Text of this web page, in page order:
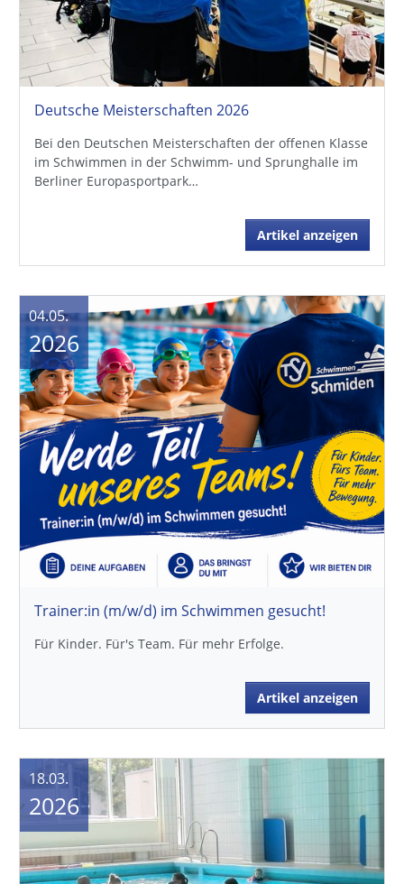
Deutsche Meisterschaften 2026
Bei den Deutschen Meisterschaften der offenen Klasse
im Schwimmen in der Schwimm- und Sprunghalle im
Berliner Europasportpark…
Artikel anzeigen
Trainer:in (m/w/d) im Schwimmen gesucht!
Für Kinder. Für's Team. Für mehr Erfolge.
Artikel anzeigen
04.05.
2026
18.03.
2026